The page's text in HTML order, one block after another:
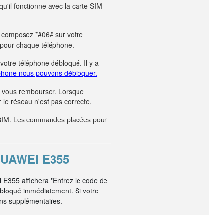
fonctionne avec la carte SIM
*#06# sur votre
chaque téléphone.
téléphone débloqué. Il y a
nous pouvons débloquer.
rembourser. Lorsque
réseau n'est pas correcte.
Les commandes placées pour
E355
affichera "Entrez le code de
immédiatement. Si votre
supplémentaires.